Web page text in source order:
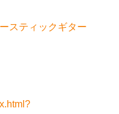
スティックギター